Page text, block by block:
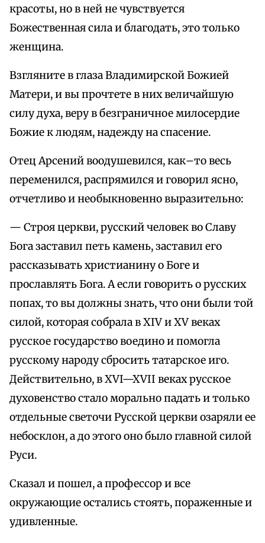
красоты, но в ней не чувствуется
Божественная сила и благодать, это только
женщина.
Взгляните в глаза Владимирской Божией
Матери, и вы прочтете в них величайшую
силу духа, веру в безграничное милосердие
Божие к людям, надежду на спасение.
Отец Арсений воодушевился, как–то весь
переменился, распрямился и говорил ясно,
отчетливо и необыкновенно выразительно:
— Строя церкви, русский человек во Славу
Бога заставил петь камень, заставил его
рассказывать христианину о Боге и
прославлять Бога. А если говорить о русских
попах, то вы должны знать, что они были той
силой, которая собрала в XIV и XV веках
русское государство воедино и помогла
русскому народу сбросить татарское иго.
Действительно, в XVI—XVII веках русское
духовенство стало морально падать и только
отдельные светочи Русской церкви озаряли ее
небосклон, а до этого оно было главной силой
Руси.
Сказал и пошел, а профессор и все
окружающие остались стоять, пораженные и
удивленные.